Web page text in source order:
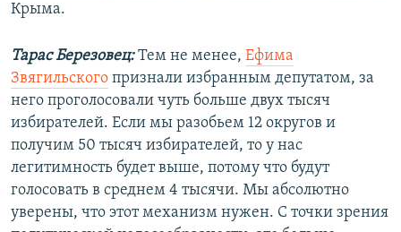
Крыма.
Тарас Березовец:Тем не менее, Ефима
Звягильского признали избранным депутатом, за
него проголосовали чуть больше двух тысяч
избирателей. Если мы разобьем 12 округов и
получим 50 тысяч избирателей, то у нас
легитимность будет выше, потому что будут
голосовать в среднем 4 тысячи. Мы абсолютно
уверены, что этот механизм нужен. С точки зрения